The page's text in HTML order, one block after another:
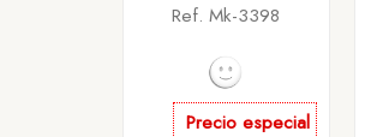
Ref. Mk-3398
Precio especial